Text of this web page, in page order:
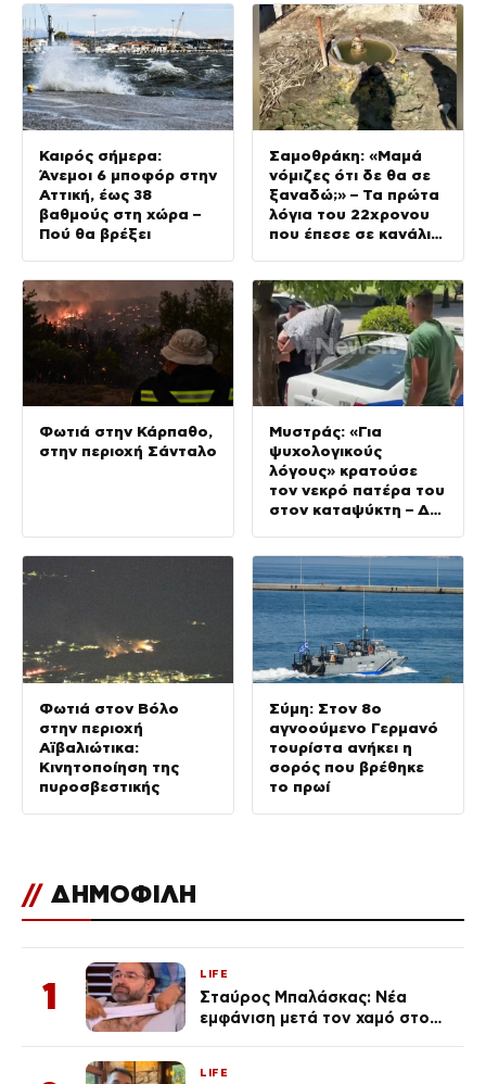
Καιρός σήμερα:
Άνεμοι 6 μποφόρ στην
Αττική, έως 38
βαθμούς στη χώρα –
Πού θα βρέξει
Σαμοθράκη: «Μαμά
νόμιζες ότι δε θα σε
ξαναδώ;» – Τα πρώτα
λόγια του 22χρονου
που έπεσε σε κανάλι
Φωτιά στην Κάρπαθο,
στην περιοχή Σάνταλο
Μυστράς: «Για
ψυχολογικούς
λόγους» κρατούσε
τον νεκρό πατέρα του
στον καταψύκτη – Δεν
σύμφωνα με τον
δικηγόρο του
Φωτιά στον Βόλο
στην περιοχή
Αϊβαλιώτικα:
Κινητοποίηση της
πυροσβεστικής
Σύμη: Στον 8ο
αγνοούμενο Γερμανό
τουρίστα ανήκει η
σορός που βρέθηκε
το πρωί
// ΔΗΜΟΦΙΛΗ
1
LIFE
Σταύρος Μπαλάσκας: Νέα
εμφάνιση μετά τον χαμό στο
LIFE